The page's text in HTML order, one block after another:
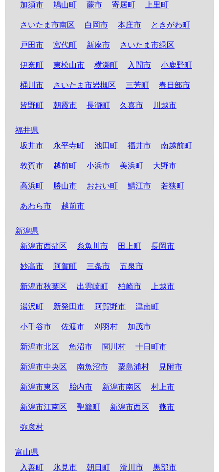
加須市 鳩山町 蕨市 寄居町 上里町
さいたま市南区 白岡市 本庄市 ときがわ町
戸田市 宮代町 新座市 さいたま市緑区
伊奈町 東松山市 横瀬町 入間市 小鹿野町
桶川市 さいたま市岩槻区 三芳町 春日部市
皆野町 朝霞市 長瀞町 久喜市 川越市
福井県
坂井市
永平寺町 池田町 福井市 南越前町
敦賀市 越前町 小浜市 美浜町 大野市
高浜町 勝山市 おおい町 鯖江市 若狭町
あわら市 越前市
新潟県
新潟市西蒲区
糸魚川市 田上町 長岡市
妙高市 阿賀町 三条市 五泉市
新潟市秋葉区 出雲崎町 柏崎市 上越市
湯沢町 新発田市 阿賀野市 津南町
小千谷市 佐渡市 刈羽村 加茂市
新潟市北区 魚沼市 関川村 十日町市
新潟市中央区 南魚沼市 粟島浦村 見附市
新潟市東区 胎内市 新潟市南区 村上市
新潟市江南区 聖籠町 新潟市西区 燕市
弥彦村
富山県
入善町
氷見市 朝日町 滑川市 黒部市